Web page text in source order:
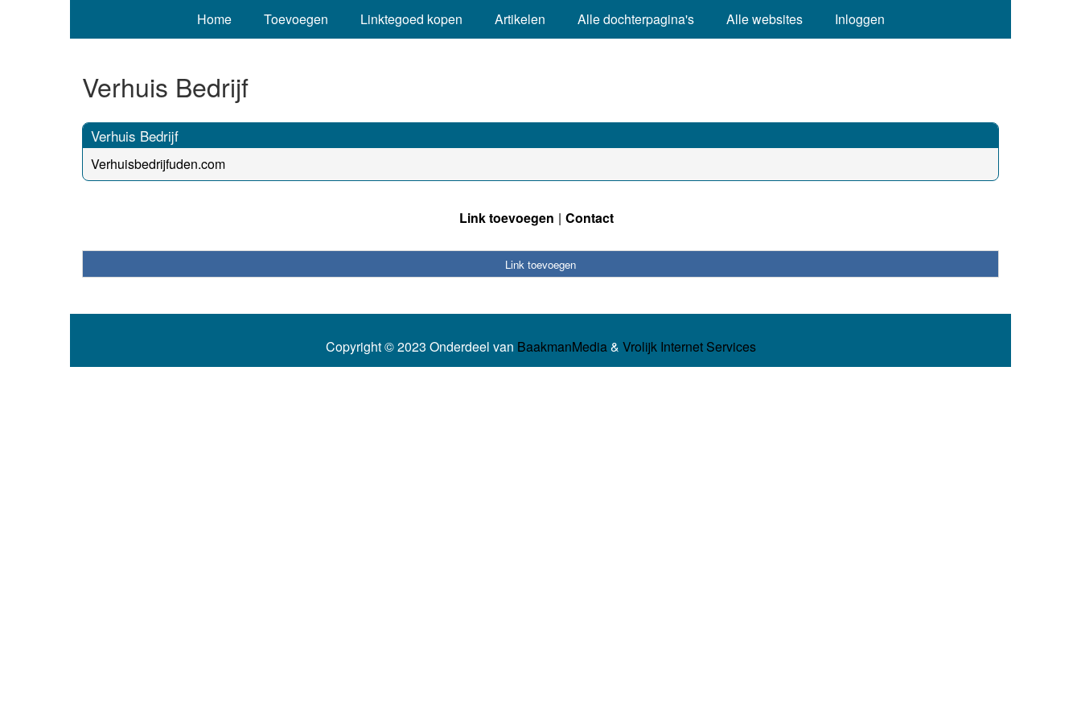
Home Toevoegen Linktegoed kopen Artikelen Alle dochterpagina's Alle websites Inloggen
Verhuis Bedrijf
Verhuis Bedrijf
Verhuisbedrijfuden.com
Link toevoegen Contact
Link toevoegen
Copyright © 2023 Onderdeel van BaakmanMedia& Vrolijk Internet Services